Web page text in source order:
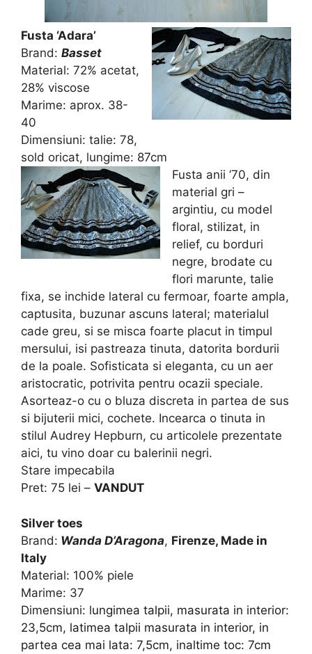
Fusta ‘Adara’
Brand: Basset
Material: 72% acetat,
28% viscose
Marime: aprox. 38-
40
Dimensiuni: talie: 78,
sold oricat, lungime: 87cm
Fusta anii ’70, din
material gri –
argintiu, cu model
floral, stilizat, in
relief, cu borduri
negre, brodate cu
flori marunte, talie
fixa, se inchide lateral cu fermoar, foarte ampla,
captusita, buzunar ascuns lateral; materialul
cade greu, si se misca foarte placut in timpul
mersului, isi pastreaza tinuta, datorita bordurii
de la poale. Sofisticata si eleganta, cu un aer
aristocratic, potrivita pentru ocazii speciale.
Asorteaz-o cu o bluza discreta in partea de sus
si bijuterii mici, cochete. Incearca o tinuta in
stilul Audrey Hepburn, cu articolele prezentate
aici, tu vino doar cu balerinii negri.
Stare impecabila
Pret: 75 lei – VANDUT
Silver toes
Brand: Wanda D’Aragona, Firenze, Made in
Italy
Material: 100% piele
Marime: 37
Dimensiuni: lungimea talpii, masurata in interior:
23,5cm, latimea talpii masurata in interior, in
partea cea mai lata: 7,5cm, inaltime toc: 7cm